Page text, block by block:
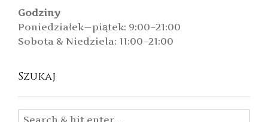
Godziny
Poniedziałek—piątek: 9:00–21:00
Sobota & Niedziela: 11:00–21:00
Szukaj